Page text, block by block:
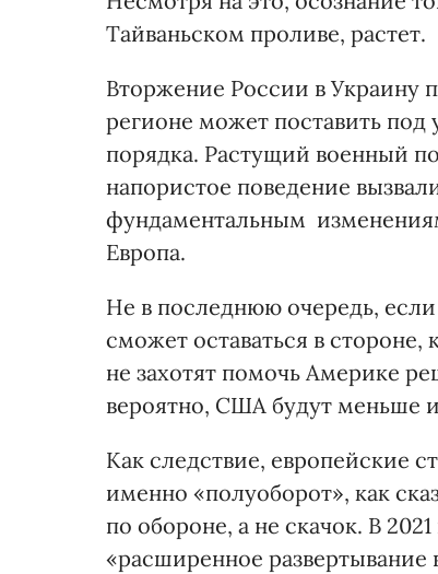
Тайваньском проливе, растет.
Вторжение России в Украину
регионе может поставить под
порядка. Растущий военный
напористое поведение
фундаментальным
Европа.
Не в последнюю очередь,
сможет оставаться в стороне,
не захотят помочь Америке
вероятно, США будут меньше
Как следствие, европейские
именно «полуоборот», как
по обороне, а не скачок. В
«расширенное